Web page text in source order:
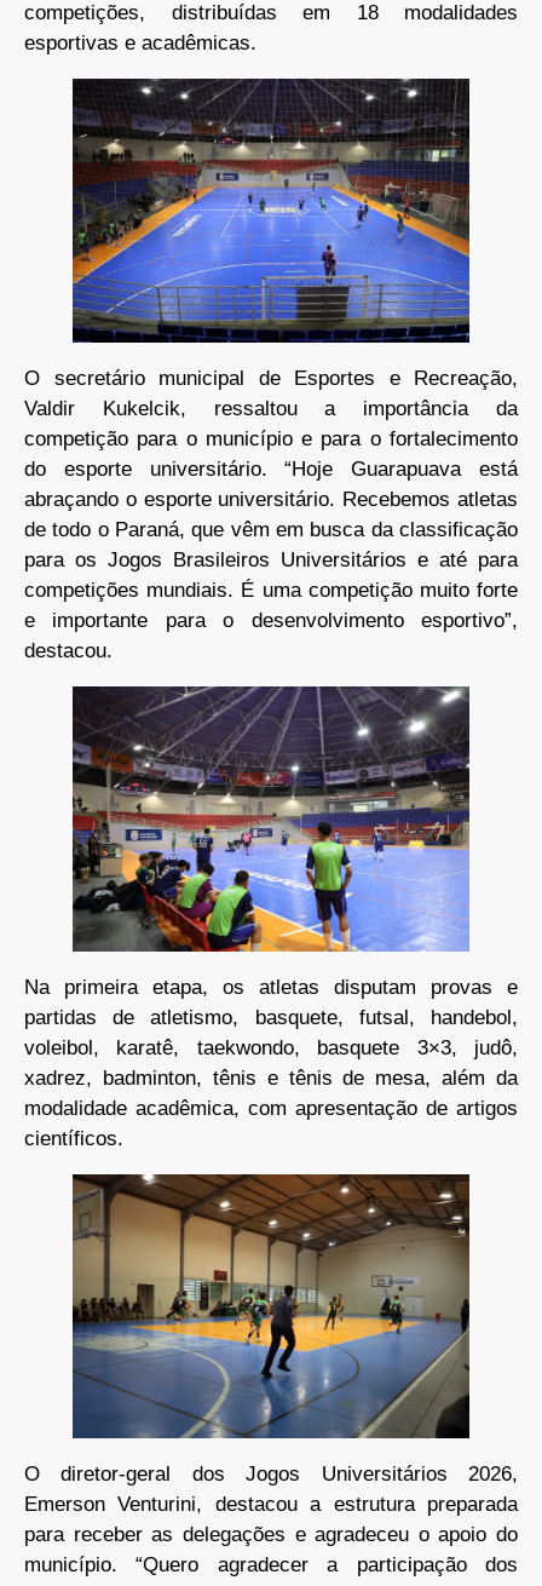
competições, distribuídas em 18 modalidades
esportivas e acadêmicas.
O secretário municipal de Esportes e Recreação,
Valdir Kukelcik, ressaltou a importância da
competição para o município e para o fortalecimento
do esporte universitário. “Hoje Guarapuava está
abraçando o esporte universitário. Recebemos atletas
de todo o Paraná, que vêm em busca da classificação
para os Jogos Brasileiros Universitários e até para
competições mundiais. É uma competição muito forte
e importante para o desenvolvimento esportivo”,
destacou.
Na primeira etapa, os atletas disputam provas e
partidas de atletismo, basquete, futsal, handebol,
voleibol, karatê, taekwondo, basquete 3×3, judô,
xadrez, badminton, tênis e tênis de mesa, além da
modalidade acadêmica, com apresentação de artigos
científicos.
O diretor-geral dos Jogos Universitários 2026,
Emerson Venturini, destacou a estrutura preparada
para receber as delegações e agradeceu o apoio do
município. “Quero agradecer a participação dos